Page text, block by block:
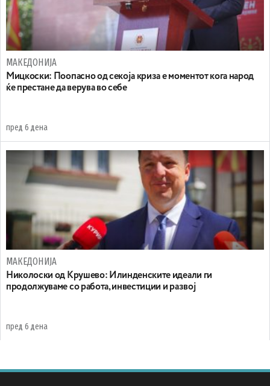
МАКЕДОНИЈА
Мицкоски: Поопасно од секоја криза е моментот кога народ
ќе престане да верува во себе
пред 6 дена
МАКЕДОНИЈА
Николоски од Крушево: Илинденските идеали ги
продолжуваме со работа, инвестиции и развој
пред 6 дена